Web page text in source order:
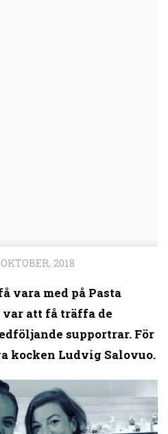
2018
vara med på Pasta
att få träffa de
supportrar. För
kocken Ludvig Salovuo.